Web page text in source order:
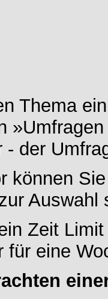
Thema
der
können
Auswahl
Zeit
für eine